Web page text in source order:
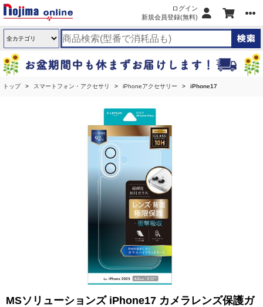
ログイン
新規会員登録(無料)
トップ スマートフォン・アクセサリ iPhoneアクセサリー iPhone17
MSソリューションズ iPhone17 カメラレンズ保護ガ